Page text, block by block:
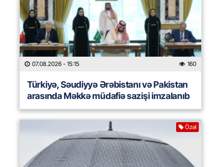
07.08.2026 - 15:15 160
Türkiyə, Səudiyyə Ərəbistanı və Pakistan
arasında Məkkə müdafiə sazişi imzalanıb
Özəl